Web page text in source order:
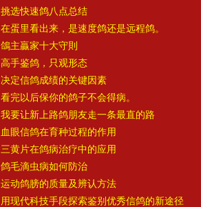
挑选快速鸽八点总结
在蛋里看出来，是速度鸽还是远程鸽。
鴿主贏家十大守則
高手鉴鸽，只观形态
决定信鸽成绩的关键因素
看完以后保你的鸽子不会得病。
我要让新上路鸽朋友走一条最直的路
血眼信鸽在育种过程的作用
三黄片在鸽病治疗中的应用
鸽毛滴虫病如何防治
运动鸽膀的质量及辨认方法
用现代科技手段探索鉴别优秀信鸽的新途径